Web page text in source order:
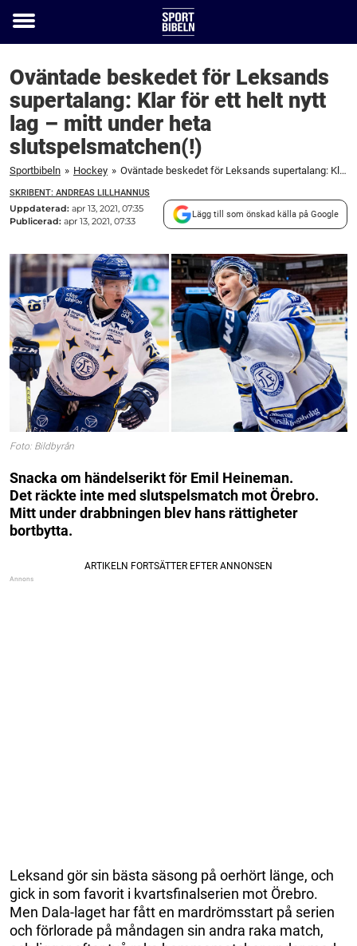
Toggle
Oväntade beskedet för Leksands
supertalang: Klar för ett helt nytt
lag – mitt under heta
slutspelsmatchen(!)
Sportbibeln » Hockey » Oväntade beskedet för Leksands supertalang: Klar för ett helt nytt lag – mitt under heta slutspelsmatchen(!)
SKRIBENT: ANDREAS LILLHANNUS
Uppdaterad: apr 13, 2021, 07:35
Publicerad: apr 13, 2021, 07:33
Lägg till som önskad källa på Google
Foto: Bildbyrån
Snacka om händelserikt för Emil Heineman.
Det räckte inte med slutspelsmatch mot Örebro.
Mitt under drabbningen blev hans rättigheter
bortbytta.
Leksand gör sin bästa säsong på oerhört länge, och
gick in som favorit i kvartsfinalserien mot Örebro.
Men Dala-laget har fått en mardrömsstart på serien
och förlorade på måndagen sin andra raka match,